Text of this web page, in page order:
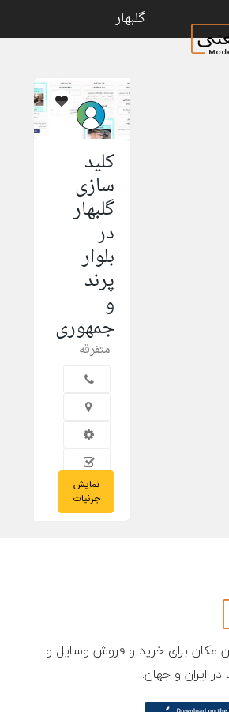
گلبهار
admin
کلید
سازی
گلبهار
در
بلوار
پرند
و
جمهوری
متفرقه
09/12/2023
نمایش
جزئیات
مکان برای خرید و فروش وسایل و
ایران و جهان.